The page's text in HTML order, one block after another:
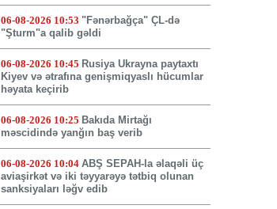
06-08-2026 10:53 "Fənərbağça" ÇL-də
"Şturm"a qalib gəldi
06-08-2026 10:45 Rusiya Ukrayna paytaxtı
Kiyev və ətrafına genişmiqyaslı hücumlar
həyata keçirib
06-08-2026 10:25 Bakıda Mirtağı
məscidində yanğın baş verib
06-08-2026 10:04 ABŞ SEPAH-la əlaqəli üç
aviaşirkət və iki təyyarəyə tətbiq olunan
sanksiyaları ləğv edib